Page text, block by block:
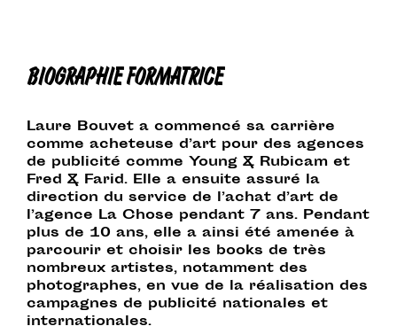
BIOGRAPHIE FORMATRICE
Laure Bouvet a commencé sa carrière
comme acheteuse d’art pour des agences
de publicité comme Young & Rubicam et
Fred & Farid. Elle a ensuite assuré la
direction du service de l’achat d’art de
l’agence La Chose pendant 7 ans. Pendant
plus de 10 ans, elle a ainsi été amenée à
parcourir et choisir les books de très
nombreux artistes, notamment des
photographes, en vue de la réalisation des
campagnes de publicité nationales et
internationales.